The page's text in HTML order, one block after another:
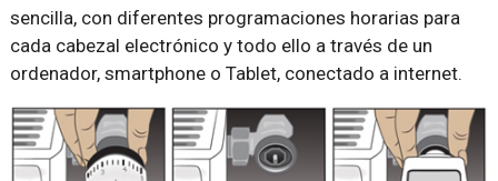
sencilla, con diferentes programaciones horarias para
cada cabezal electrónico y todo ello a través de un
ordenador, smartphone o Tablet, conectado a internet.